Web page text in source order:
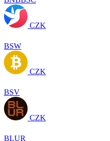
CZK
BSW
CZK
BSV
CZK
BLUR